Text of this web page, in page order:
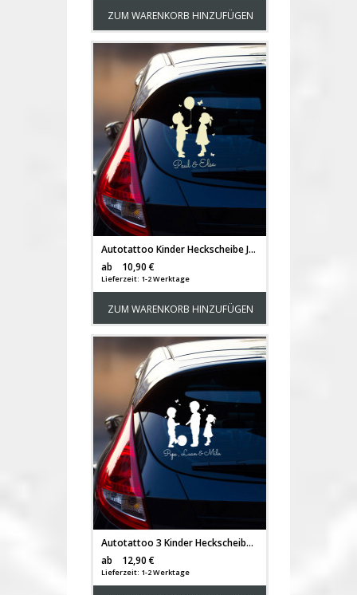
ZUM WARENKORB HINZUFÜGEN
Autotattoo Kinder Heckscheibe Junge und Mädchen mit Luftballon und Wunschnamen M2196
ab
10,90 €
Lieferzeit: 1-2 Werktage
ZUM WARENKORB HINZUFÜGEN
Autotattoo 3 Kinder Heckscheibe Junge und Mädchen mit Luftballon und Wunschnamen M2198
ab
12,90 €
Lieferzeit: 1-2 Werktage